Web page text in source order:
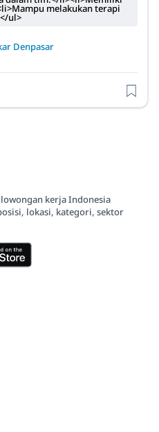
melakukan terapi
ul>
Denpasar
kerja Indonesia
lokasi, kategori, sektor